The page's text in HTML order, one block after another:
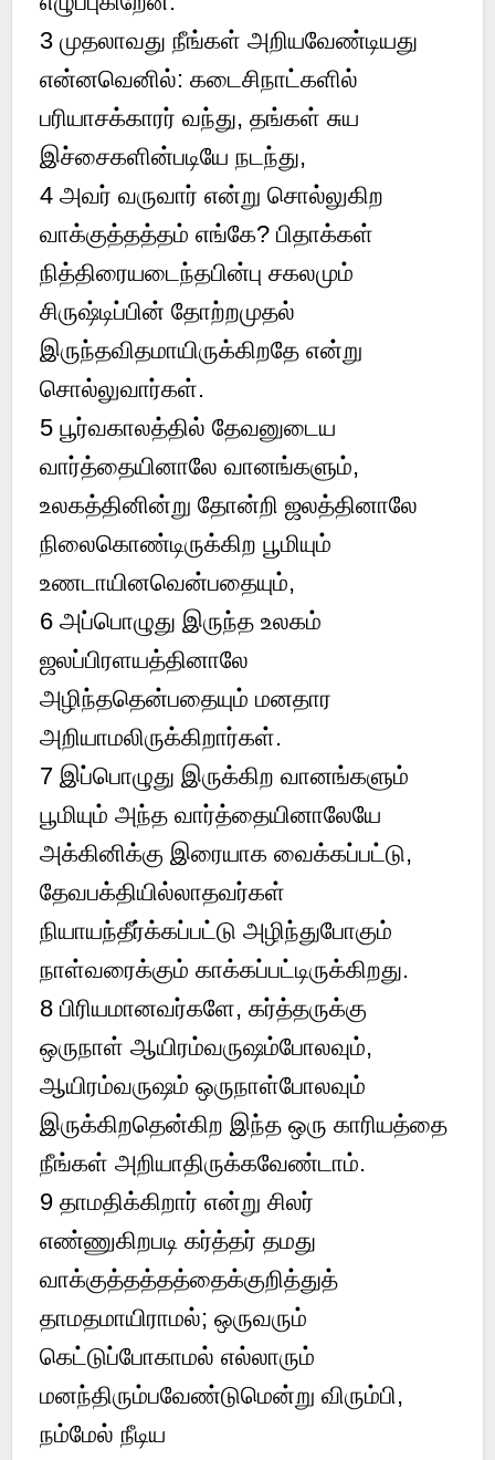
3முதலாவது நீங்கள் அறியவேண்டியது
என்னவெனில்: கடைசிநாட்களில்
பரியாசக்காரர் வந்து, தங்கள் சுய
இச்சைகளின்படியே நடந்து,
4அவர் வருவார் என்று சொல்லுகிற
வாக்குத்தத்தம் எங்கே? பிதாக்கள்
நித்திரையடைந்தபின்பு சகலமும்
சிருஷ்டிப்பின் தோற்றமுதல்
இருந்தவிதமாயிருக்கிறதே என்று
சொல்லுவார்கள்.
5பூர்வகாலத்தில் தேவனுடைய
வார்த்தையினாலே வானங்களும்,
உலகத்தினின்று தோன்றி ஜலத்தினாலே
நிலைகொண்டிருக்கிற பூமியும்
உணடாயினவென்பதையும்,
6அப்பொழுது இருந்த உலகம்
ஜலப்பிரளயத்தினாலே
அழிந்ததென்பதையும் மனதார
அறியாமலிருக்கிறார்கள்.
7 இப்பொழுது இருக்கிற வானங்களும்
பூமியும் அந்த வார்த்தையினாலேயே
அக்கினிக்கு இரையாக வைக்கப்பட்டு,
தேவபக்தியில்லாதவர்கள்
நியாயந்தீர்க்கப்பட்டு அழிந்துபோகும்
நாள்வரைக்கும் காக்கப்பட்டிருக்கிறது.
8பிரியமானவர்களே, கர்த்தருக்கு
ஒருநாள் ஆயிரம்வருஷம்போலவும்,
ஆயிரம்வருஷம் ஒருநாள்போலவும்
இருக்கிறதென்கிற இந்த ஒரு காரியத்தை
நீங்கள் அறியாதிருக்கவேண்டாம்.
9தாமதிக்கிறார் என்று சிலர்
எண்ணுகிறபடி கர்த்தர் தமது
வாக்குத்தத்தத்தைக்குறித்துத்
தாமதமாயிராமல்; ஒருவரும்
கெட்டுப்போகாமல் எல்லாரும்
மனந்திரும்பவேண்டுமென்று விரும்பி,
நம்மேல் நீடிய